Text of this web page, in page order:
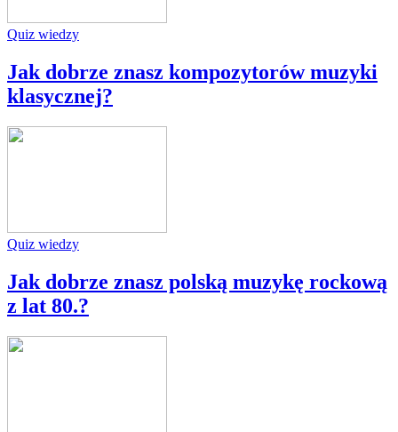
Quiz wiedzy
Jak dobrze znasz kompozytorów muzyki
klasycznej?
Quiz wiedzy
Jak dobrze znasz polską muzykę rockową
z lat 80.?